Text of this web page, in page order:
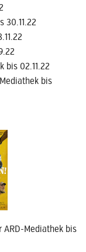
30.11.22
bis 02.11.22
bis
ARD-Mediathek bis